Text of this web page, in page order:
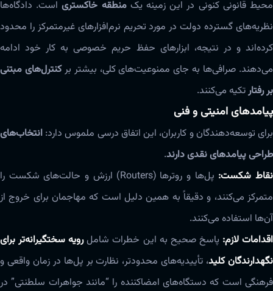
محیط قانونی کنونی در این زمینه یکمنطقه خاکستریاست. دادگاه‌ها
نظریه‌های گسترده دولت در مورد تحریم نرم‌افزارهای غیرمتمرکز را محدود
کرده‌اند و در نتیجه، ابزارهای حفظ حریم خصوصی به کار خود ادامه
می‌دهند. صرافی‌ها به جای ممنوعیت‌های کلی، بیشتر برکنترل‌های مبتنی
بر رفتارتکیه می‌کنند.
پیامدهای امنیتی و فنی
برای توسعه‌دهندگان و کاربران، این اتفاق درسی ملموس دارد: انتخاب‌های
طراحی پیامدهای نقدی دارند.
نقاط شکست:
پل‌ها و روترها (Routers) ارزش و حالت‌های شکست را
متمرکز می‌کنند، و دقیقاً به همین دلیل است که مهاجمان برای خروج از
آن‌ها استفاده می‌کنند.
اقدامات لازم: پاسخ صحیح به این خطرات شاملرویه سختگیرانه‌تر برای
نگهدارندگان کلید، تأییدیه‌های محدودتر، نظارت بر پل‌ها در زمان واقعی و
فرهنگی است که دستگاه‌های امضاکننده را “مانند جواهرات سلطنتی” در